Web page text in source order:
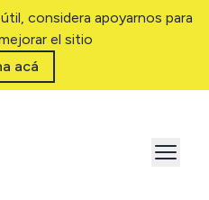
considera apoyarnos para
el sitio
acá